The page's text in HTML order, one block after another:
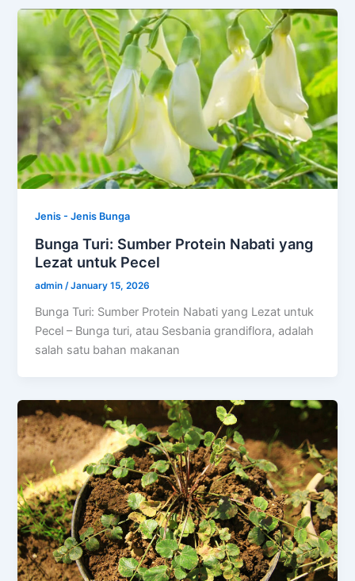
Jenis - Jenis Bunga
Bunga Turi: Sumber Protein Nabati yang
Lezat untuk Pecel
admin/January 15, 2026
Bunga Turi: Sumber Protein Nabati yang Lezat untuk
Pecel – Bunga turi, atau Sesbania grandiflora, adalah
salah satu bahan makanan